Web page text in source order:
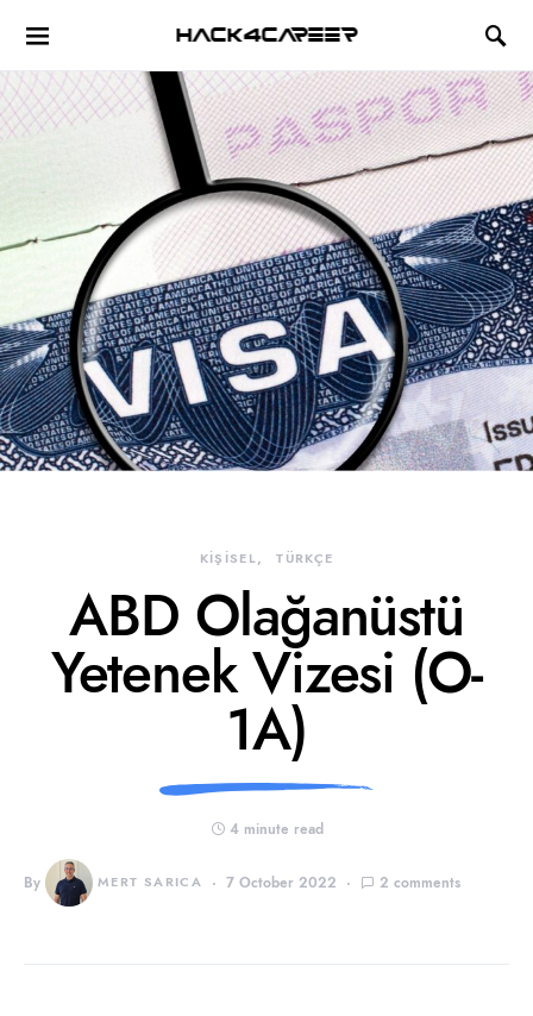
Hack4Career
KİŞİSEL TÜRKÇE
ABD Olağanüstü
Yetenek Vizesi (O-
1A)
4 minute read
By MERT SARICA 7 October 2022 2 comments